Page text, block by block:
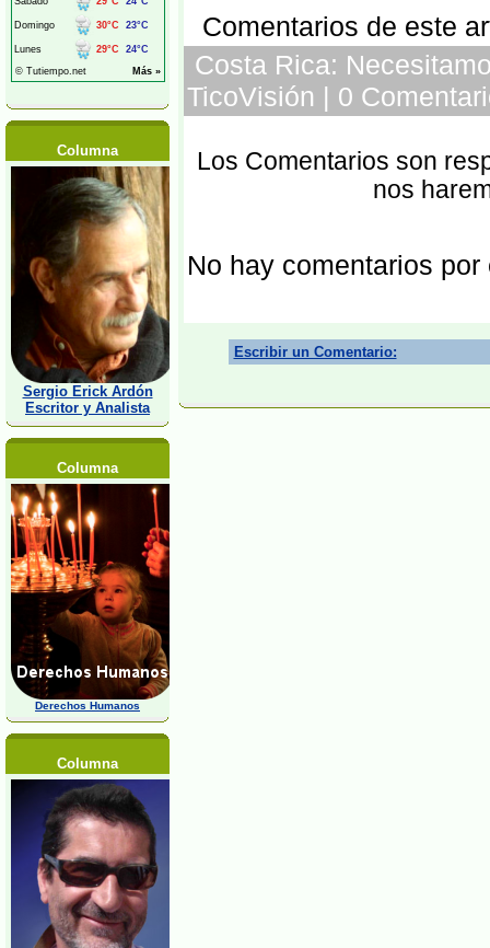
Columna
Sergio Erick Ardón
Escritor y Analista
Columna
Derechos Humanos
Columna
Comentarios de este
Costa Rica:
TicoVisión | 0
Los Comentarios son
nos
No hay comentarios por
Escribir un Comentario: